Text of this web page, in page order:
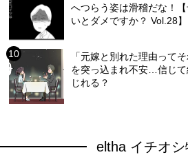
へつらう姿は滑稽だな！
いとダメですか？ Vol.28】
「元嫁と別れた理由って
を突っ込まれ不安…信じ
じれる？
eltha イチオシ